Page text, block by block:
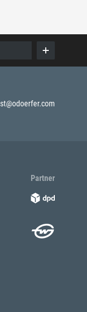
Partner